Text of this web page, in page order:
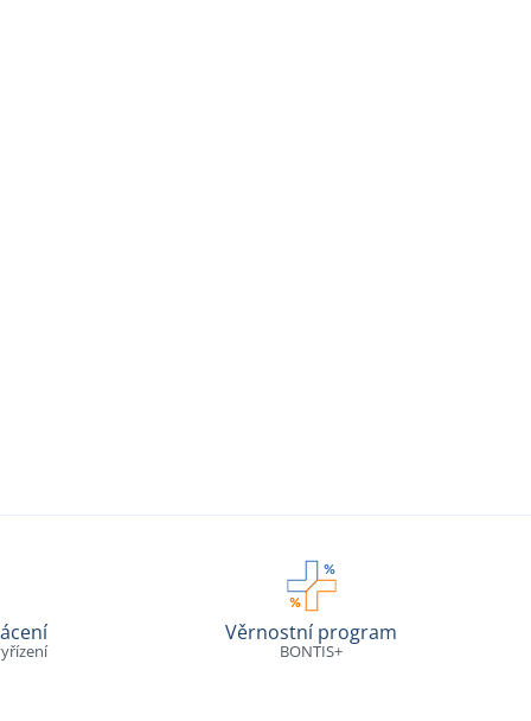
Věrnostní program
BONTIS+